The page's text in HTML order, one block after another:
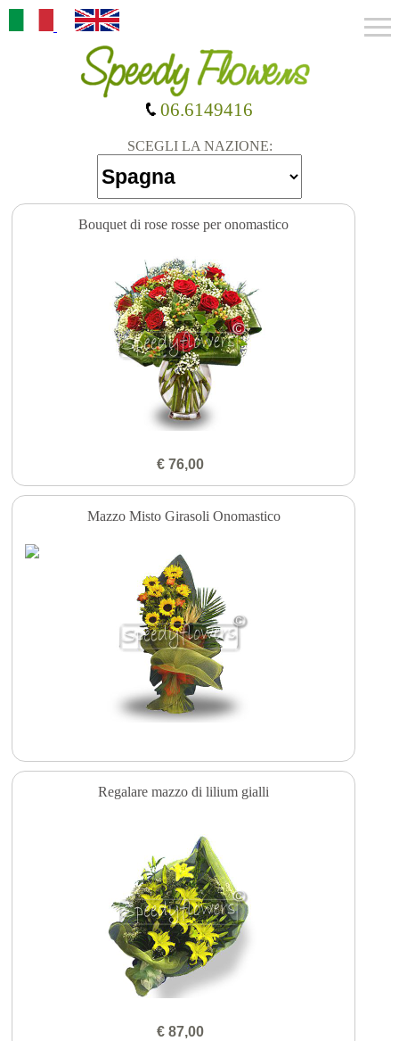
SCEGLI LA NAZIONE:
06.6149416
Bouquet di rose rosse per onomastico
€ 76,00
Mazzo Misto Girasoli Onomastico
Regalare mazzo di lilium gialli
€ 87,00